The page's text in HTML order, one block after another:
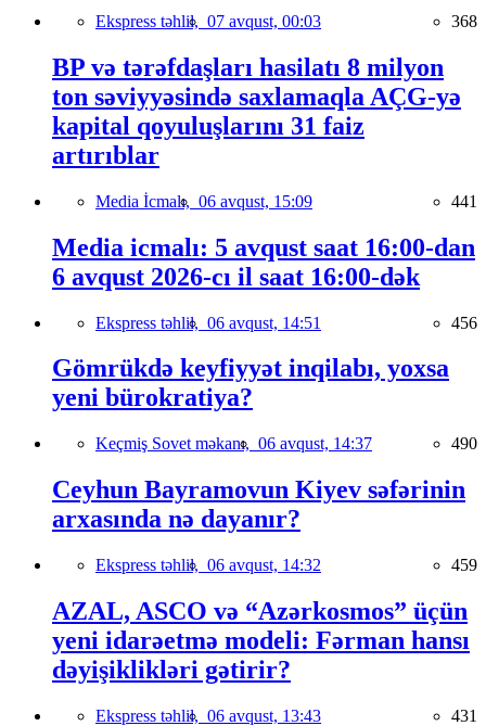
Ekspress təhlil, 07 avqust, 00:03 368
BP və tərəfdaşları hasilatı 8 milyon
ton səviyyəsində saxlamaqla AÇG-yə
kapital qoyuluşlarını 31 faiz
artırıblar
Media İcmalı, 06 avqust, 15:09 441
Media icmalı: 5 avqust saat 16:00-dan
6 avqust 2026-cı il saat 16:00-dək
Ekspress təhlil, 06 avqust, 14:51 456
Gömrükdə keyfiyyət inqilabı, yoxsa
yeni bürokratiya?
Keçmiş Sovet məkanı, 06 avqust, 14:37 490
Ceyhun Bayramovun Kiyev səfərinin
arxasında nə dayanır?
Ekspress təhlil, 06 avqust, 14:32 459
AZAL, ASCO və “Azərkosmos” üçün
yeni idarəetmə modeli: Fərman hansı
dəyişiklikləri gətirir?
Ekspress təhlil, 06 avqust, 13:43 431